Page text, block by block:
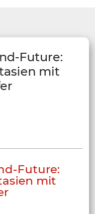
Future:
mit
Future:
mit